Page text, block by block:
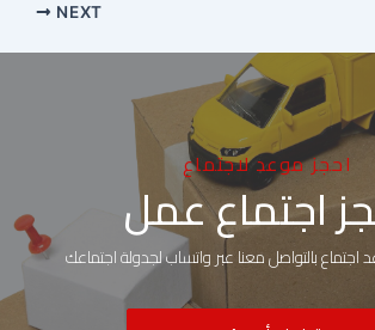
NEXT
احجز موعد لاجتماع
اجتماع عمل
بالتواصل معنا عبر واتساب لجدولة اجتماعك